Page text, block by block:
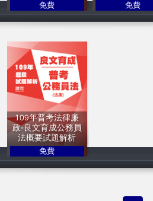
讀家補習班
免費
讀家補習班
免費
109年普考法律廉
政-良文育成公務員
法概要試題解析
讀家補習班
免費